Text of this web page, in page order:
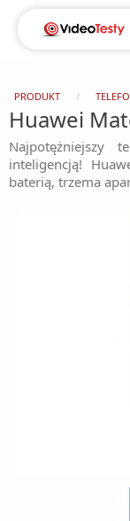
PRODUKT
Huawei
Najpotężniejszy
inteligencją!
baterią, trzema